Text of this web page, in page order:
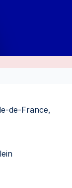
de-France,